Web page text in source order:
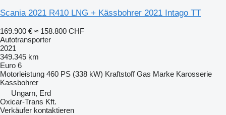
Scania 2021 R410 LNG + Kässbohrer 2021 Intago TT
169.900 € ≈ 158.800 CHF
Autotransporter
2021
349.345 km
Euro 6
Motorleistung 460 PS (338 kW) Kraftstoff Gas Marke Karosserie
Kassbohrer
Ungarn, Erd
Oxicar-Trans Kft.
Verkäufer kontaktieren